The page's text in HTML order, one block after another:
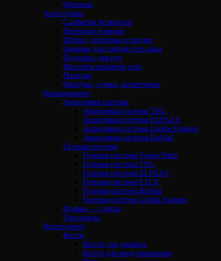
Фрезеры
Аксессуары
Салфетки безворсов
Перчатки и маски
Щетки, дозаторы и прочее
Зажимы для снятия гель-лака
Подушки для рук
Магниты кошачий глаз
Палитра
Фартуки, сумки, косметички
Наращивание
Акриловая система
Акриловая система TNL
Акриловая система ELPAZA
Акриловая система Global Fashion
Акриловая система RuNail
Гелевая система
Гелевая система Vogue Nails
Гелевая система TNL
Гелевая система ELPAZA
Гелевая система F.O.X
Гелевая система RuNail
Гелевая система Global Fashion
Формы — типсы
Типсорезы
Инструмент
Кисти
Кисти для дизайна
Кисти для моделирования